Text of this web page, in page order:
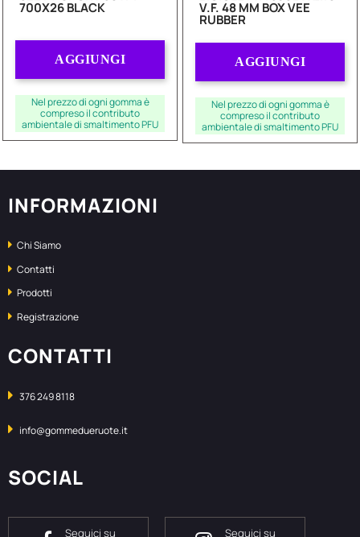
700X26 BLACK
AGGIUNGI
Nel prezzo di ogni gomma è
compreso il contributo
ambientale di smaltimento PFU
V.F. 48 MM BOX VEE
RUBBER
AGGIUNGI
Nel prezzo di ogni gomma è
compreso il contributo
ambientale di smaltimento PFU
INFORMAZIONI
Chi Siamo
Contatti
Prodotti
Registrazione
CONTATTI
376 249 8118
info@gommedueruote.it
SOCIAL
Seguici su Seguici su